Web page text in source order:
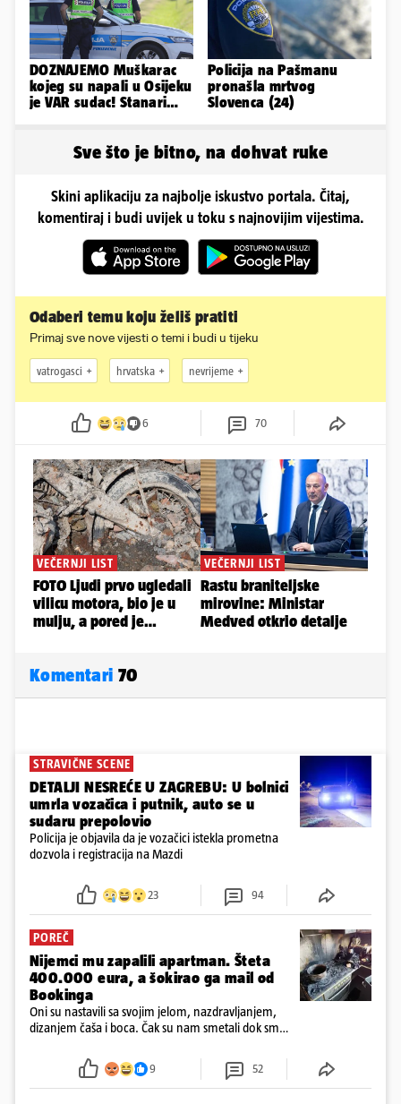
DOZNAJEMO Muškarac
kojeg su napali u Osijeku
je VAR sudac! Stanari
Policija na Pašmanu
pronašla mrtvog
Slovenca (24)
Sve što je bitno, na dohvat ruke
Skini aplikaciju za najbolje iskustvo portala. Čitaj,
komentiraj i budi uvijek u toku s najnovijim vijestima.
Odaberi temu koju želiš pratiti
Primaj sve nove vijesti o temi i budi u tijeku
vatrogasci hrvatska nevrijeme
6 70
Komentari 70
STRAVIČNE SCENE
DETALJI NESREĆE U ZAGREBU: U bolnici
umrla vozačica i putnik, auto se u
sudaru prepolovio
Policija je objavila da je vozačici istekla prometna
dozvola i registracija na Mazdi
23 94
POREČ
Nijemci mu zapalili apartman. Šteta
400.000 eura, a šokirao ga mail od
Bookinga
Oni su nastavili sa svojim jelom, nazdravljanjem,
dizanjem čaša i boca. Čak su nam smetali dok smo
požar, rekao je vlasnik
9 52